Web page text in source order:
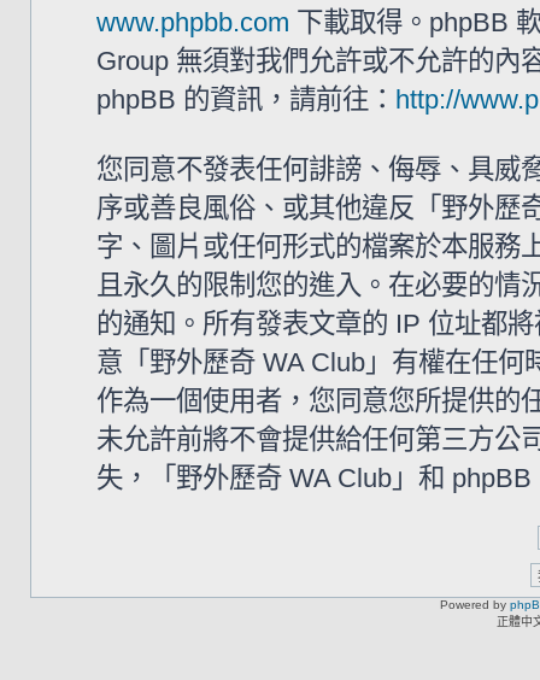
www.phpbb.com 下載取得。phpBB
Group 無須對我們允許或不允許的內
phpBB 的資訊，請前往： http://
您同意不發表任何誹謗、侮辱、具威
序或善良風俗、或其他違反「野外歷
字、圖片或任何形式的檔案於本服務
且永久的限制您的進入。在必要的情
的通知。所有發表文章的 IP 位址都
意「野外歷奇 WA Club」有權在任
作為一個使用者，您同意您所提供的
未允許前將不會提供給任何第三方公
失，「野外歷奇 WA Club」和
Powered by
正體中